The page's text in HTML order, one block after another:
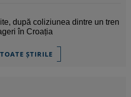
după coliziunea dintre un tren
în Croația
ȘTIRILE